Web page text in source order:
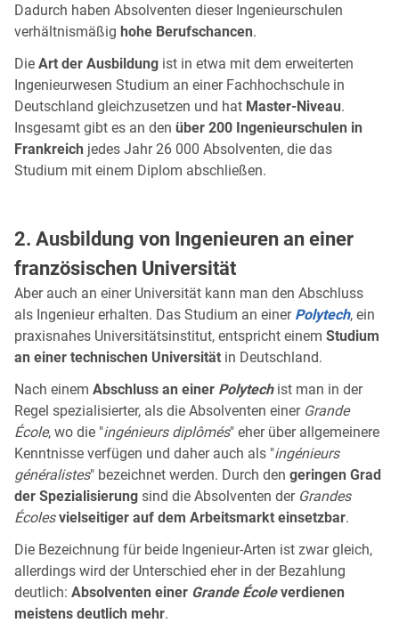
Dadurch haben Absolventen dieser Ingenieurschulen
verhältnismäßig hohe Berufschancen.
Die Art der Ausbildung ist in etwa mit dem erweiterten
Ingenieurwesen Studium an einer Fachhochschule in
Deutschland gleichzusetzen und hat Master-Niveau.
Insgesamt gibt es an den über 200 Ingenieurschulen in
Frankreich jedes Jahr 26 000 Absolventen, die das
Studium mit einem Diplom abschließen.
2. Ausbildung von Ingenieuren an einer
französischen Universität
Aber auch an einer Universität kann man den Abschluss
als Ingenieur erhalten. Das Studium an einer Polytech, ein
praxisnahes Universitätsinstitut, entspricht einem Studium
an einer technischen Universität in Deutschland.
Nach einem Abschluss an einer Polytechist man in der
Regel spezialisierter, als die Absolventen einer Grande
École, wo die "ingénieurs diplômés" eher über allgemeinere
Kenntnisse verfügen und daher auch als "ingénieurs
généralistes" bezeichnet werden. Durch den geringen Grad
der Spezialisierung sind die Absolventen der Grandes
Écoles vielseitiger auf dem Arbeitsmarkt einsetzbar.
Die Bezeichnung für beide Ingenieur-Arten ist zwar gleich,
allerdings wird der Unterschied eher in der Bezahlung
deutlich: Absolventen einer Grande Écoleverdienen
meistens deutlich mehr.